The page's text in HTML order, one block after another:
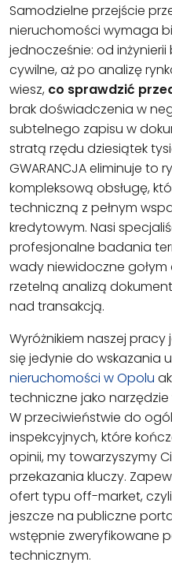
Samodzielne przejście
nieruchomości wymaga
jednocześnie: od
cywilne, aż po analizę
wiesz, co sprawdzić
brak doświadczenia w
subtelnego zapisu w
stratą rzędu dziesiątek
GWARANCJA eliminuje to
kompleksową obsługę,
techniczną z pełnym
kredytowym. Nasi
profesjonalne badania
wady niewidoczne gołym
rzetelną analizą
nad transakcją.
Wyróżnikiem naszej
się jedynie do wskazania
nieruchomości w Opolu
techniczne jako
W przeciwieństwie do
inspekcyjnych, które
opinii, my towarzyszymy
przekazania kluczy.
ofert typu off-market,
jeszcze na publiczne
wstępnie zweryfikowane
technicznym.